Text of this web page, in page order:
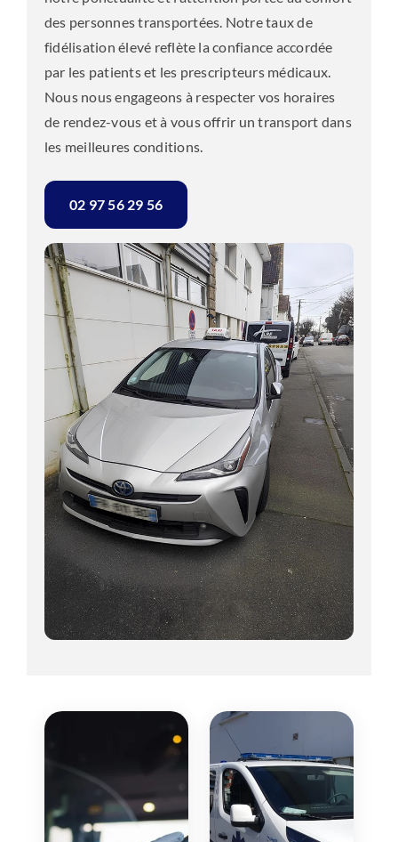
des personnes transportées. Notre taux de
fidélisation élevé reflète la confiance accordée
par les patients et les prescripteurs médicaux.
Nous nous engageons à respecter vos horaires
de rendez-vous et à vous offrir un transport dans
les meilleures conditions.
02 97 56 29 56